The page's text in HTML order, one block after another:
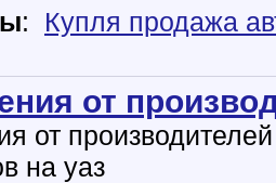
:
Купля продажа
от
от
на уаз